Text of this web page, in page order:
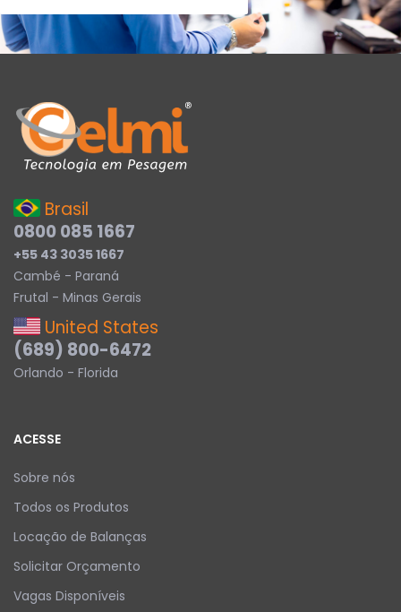
Brasil
0800 085 1667
+55 43 3035 1667
Cambé - Paraná
Frutal - Minas Gerais
United States
(689) 800-6472
Orlando - Florida
ACESSE
Sobre nós
Todos os Produtos
Locação de Balanças
Solicitar Orçamento
Vagas Disponíveis